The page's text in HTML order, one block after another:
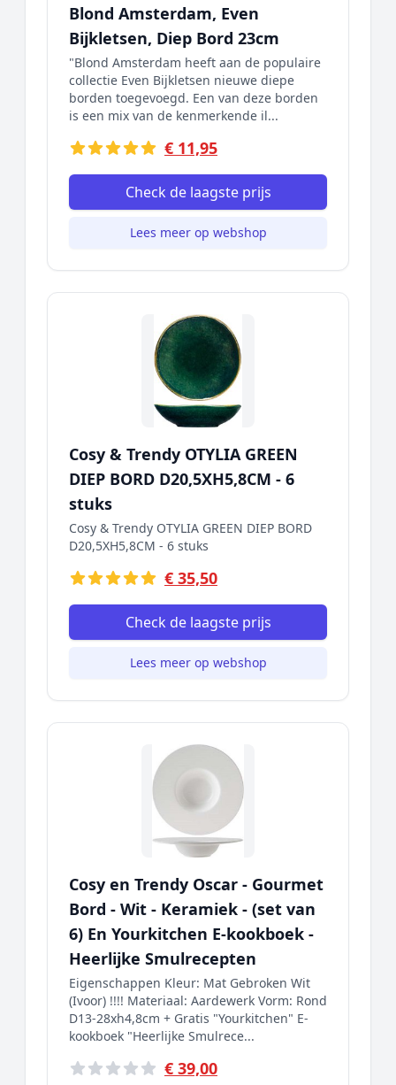
Blond Amsterdam, Even
Bijkletsen, Diep Bord 23cm
"Blond Amsterdam heeft aan de populaire
collectie Even Bijkletsen nieuwe diepe
borden toegevoegd. Een van deze borden
is een mix van de kenmerkende il...
€ 11,95
Check de laagste prijs
Lees meer op webshop
Cosy & Trendy OTYLIA GREEN
DIEP BORD D20,5XH5,8CM - 6
stuks
Cosy & Trendy OTYLIA GREEN DIEP BORD
D20,5XH5,8CM - 6 stuks
€ 35,50
Check de laagste prijs
Lees meer op webshop
Cosy en Trendy Oscar - Gourmet
Bord - Wit - Keramiek - (set van
6) En Yourkitchen E-kookboek -
Heerlijke Smulrecepten
Eigenschappen Kleur: Mat Gebroken Wit
(Ivoor) !!!! Materiaal: Aardewerk Vorm: Rond
D13-28xh4,8cm + Gratis "Yourkitchen" E-
kookboek "Heerlijke Smulrece...
€ 39,00